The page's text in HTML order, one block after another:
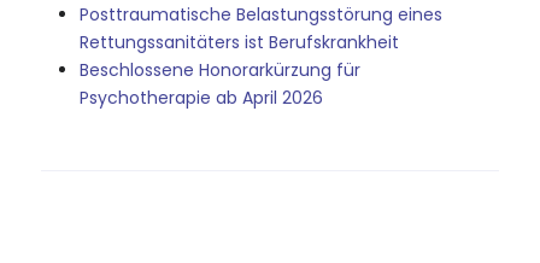
Posttraumatische Belastungsstörung eines
Rettungssanitäters ist Berufskrankheit
Beschlossene Honorarkürzung für
Psychotherapie ab April 2026